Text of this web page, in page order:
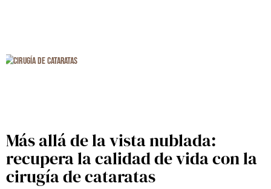
Más allá de la vista nublada:
recupera la calidad de vida con la
cirugía de cataratas